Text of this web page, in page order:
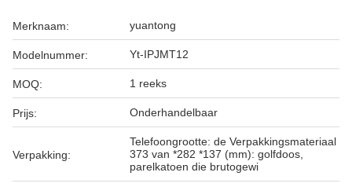
Merknaam: yuantong
Modelnummer: Yt-IPJMT12
MOQ: 1 reeks
Prijs: Onderhandelbaar
Verpakking:
Telefoongrootte: de Verpakkingsmateriaal
373 van *282 *137 (mm): golfdoos,
parelkatoen die brutogewi